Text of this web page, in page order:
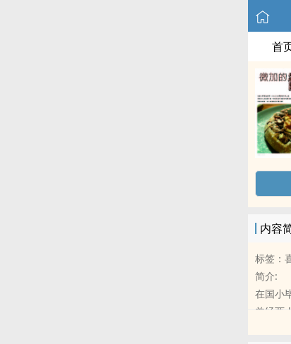
首
内容
标签：
简介:
在国小
曾经两